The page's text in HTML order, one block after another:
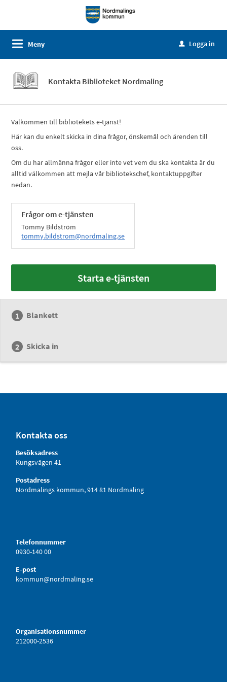
Meny u Logga in
Kontakta Biblioteket Nordmaling
Välkommen till bibliotekets e-tjänst!
Här kan du enkelt skicka in dina frågor, önskemål och ärenden till
oss.
Om du har allmänna frågor eller inte vet vem du ska kontakta är du
alltid välkommen att mejla vår bibliotekschef, kontaktuppgifter
nedan.
Frågor om e-tjänsten
Tommy Bildström
tommy.bildstrom@nordmaling.se
Starta e-tjänsten
Blankett
Skicka in
Kontakta oss
Besöksadress
Kungsvägen 41
Postadress
Nordmalings kommun, 914 81 Nordmaling
Telefonnummer
0930-140 00
E-post
kommun@nordmaling.se
Organisationsnummer
212000-2536